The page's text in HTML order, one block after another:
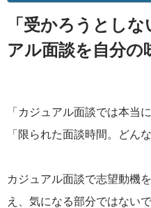
「受かろうとし
アル面談を自分の
「カジュアル面談では本当
「限られた面談時間。どん
カジュアル面談で志望動機
え、気になる部分ではない